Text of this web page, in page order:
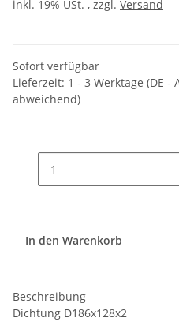
inkl. 19% USt. , zzgl. Versand
Sofort verfügbar
Lieferzeit: 1 - 3 Werktage (DE -
abweichend)
In den Warenkorb
Beschreibung
Dichtung D186x128x2